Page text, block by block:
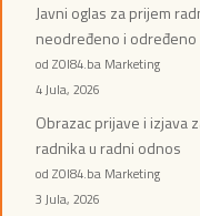
Javni oglas za prijem
neodređeno i
od ZOI84.ba Marketing
4 Jula, 2026
Obrazac prijave i izjava
radnika u radni odnos
od ZOI84.ba Marketing
3 Jula, 2026